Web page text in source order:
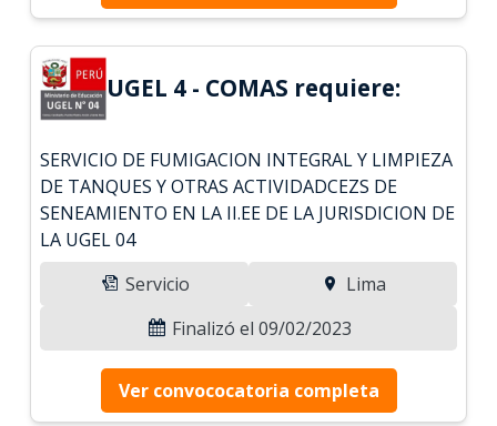
UGEL 4 - COMAS requiere:
SERVICIO DE FUMIGACION INTEGRAL Y LIMPIEZA
DE TANQUES Y OTRAS ACTIVIDADCEZS DE
SENEAMIENTO EN LA II.EE DE LA JURISDICION DE
LA UGEL 04
Servicio
Lima
Finalizó el 09/02/2023
Ver convococatoria completa